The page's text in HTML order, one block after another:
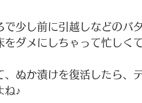
で少し前に引越しなどのバ
をダメにしちゃって忙しく
、ぬか漬けを復活したら、
ね♪